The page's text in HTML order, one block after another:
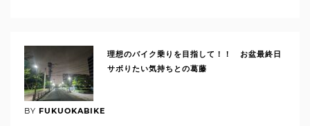
理想のバイク乗りを目指して！！ お盆最終日
サボりたい気持ちとの葛藤
BY FUKUOKABIKE